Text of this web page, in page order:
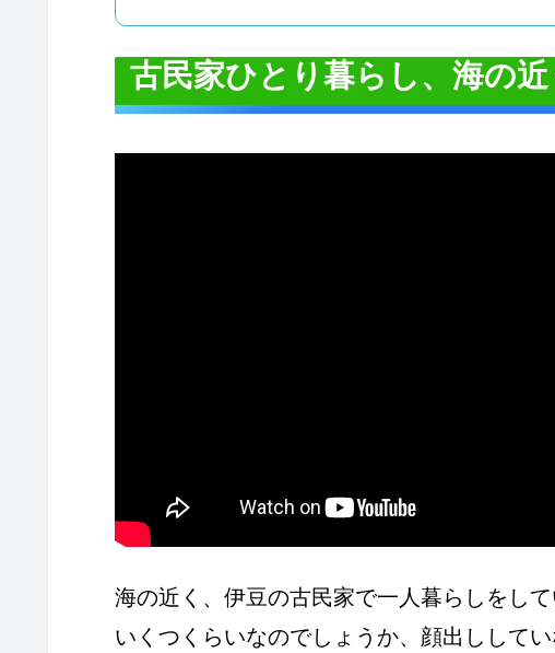
古民家ひとり暮らし、海の
海の近く、伊豆の古民家で一人暮らしをして
いくつくらいなのでしょうか、顔出ししてい